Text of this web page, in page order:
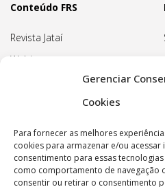
Gerenciar
Cookies
Para fornecer as melhores
cookies para armazenar e/ou
consentimento para essas
como comportamento de navegação
consentir ou retirar o consentimento
Conteúdo FRS
Revista Jataí
Webinars